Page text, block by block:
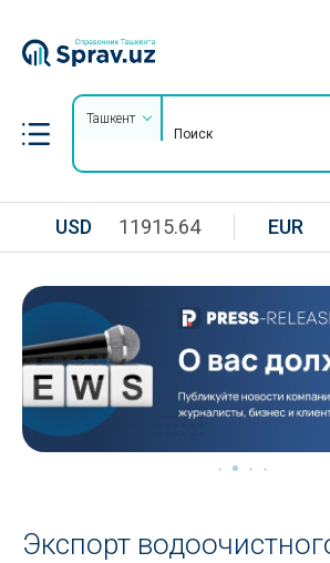
Ташкент
USD 11915.64 EUR
Экспорт